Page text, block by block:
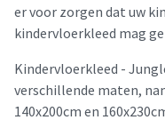
er voor zorgen dat uw
kindervloerkleed mag
Kindervloerkleed -
verschillende maten,
140x200cm en